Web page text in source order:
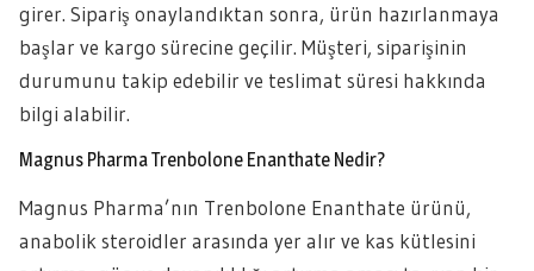
girer. Sipariş onaylandıktan sonra, ürün hazırlanmaya
başlar ve kargo sürecine geçilir. Müşteri, siparişinin
durumunu takip edebilir ve teslimat süresi hakkında
bilgi alabilir.
Magnus Pharma Trenbolone Enanthate Nedir?
Magnus Pharma’nın Trenbolone Enanthate ürünü,
anabolik steroidler arasında yer alır ve kas kütlesini